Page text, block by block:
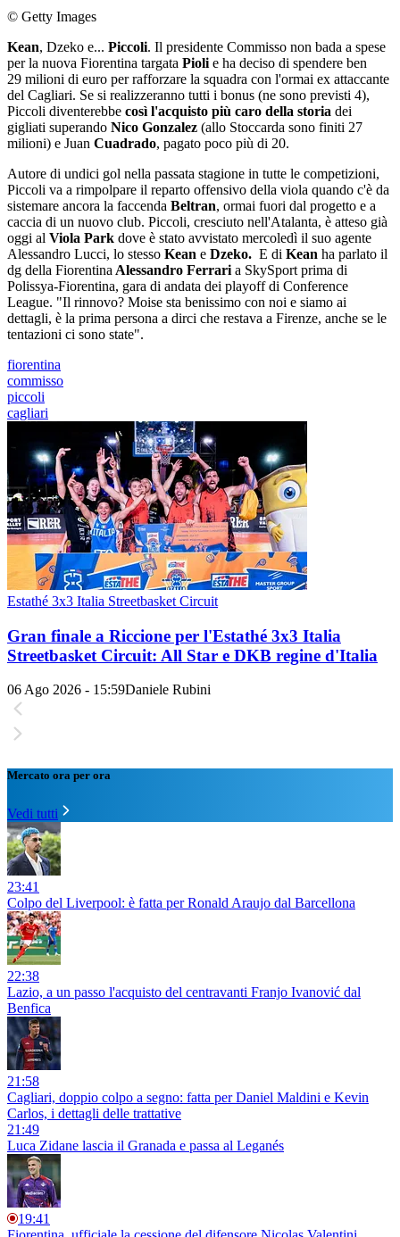
© Getty Images
Kean, Dzeko e... Piccoli. Il presidente Commisso non bada a spese
per la nuova Fiorentina targata Pioli e ha deciso di spendere ben
29 milioni di euro per rafforzare la squadra con l'ormai ex attaccante
del Cagliari. Se si realizzeranno tutti i bonus (ne sono previsti 4),
Piccoli diventerebbe così l'acquisto più caro della storia dei
gigliati superando Nico Gonzalez (allo Stoccarda sono finiti 27
milioni) e Juan Cuadrado, pagato poco più di 20.
Autore di undici gol nella passata stagione in tutte le competizioni,
Piccoli va a rimpolpare il reparto offensivo della viola quando c'è da
sistemare ancora la faccenda Beltran, ormai fuori dal progetto e a
caccia di un nuovo club. Piccoli, cresciuto nell'Atalanta, è atteso già
oggi al Viola Park dove è stato avvistato mercoledì il suo agente
Alessandro Lucci, lo stesso Kean e Dzeko. E di Kean ha parlato il
dg della Fiorentina Alessandro Ferrari a SkySport prima di
Polissya-Fiorentina, gara di andata dei playoff di Conference
League. "Il rinnovo? Moise sta benissimo con noi e siamo ai
dettagli, è la prima persona a dirci che restava a Firenze, anche se le
tentazioni ci sono state".
fiorentina
commisso
piccoli
cagliari
Estathé 3x3 Italia Streetbasket Circuit
Gran finale a Riccione per l'Estathé 3x3 Italia
Streetbasket Circuit: All Star e DKB regine d'Italia
06 Ago 2026 - 15:59Daniele Rubini
Mercato ora per ora
Vedi tutti
23:41
Colpo del Liverpool: è fatta per Ronald Araujo dal Barcellona
22:38
Lazio, a un passo l'acquisto del centravanti Franjo Ivanović dal
Benfica
21:58
Cagliari, doppio colpo a segno: fatta per Daniel Maldini e Kevin
Carlos, i dettagli delle trattative
21:49
Luca Zidane lascia il Granada e passa al Leganés
19:41